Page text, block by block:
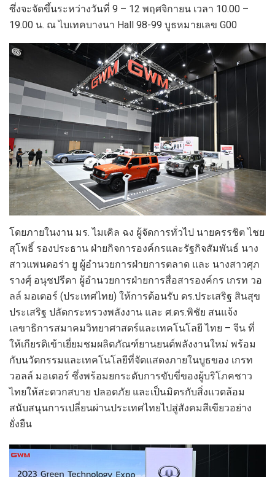
ซึ่งจะจัดขึ้นระหว่างวันที่ 9 – 12 พฤศจิกายน เวลา 10.00 –
19.00 น. ณ ไบเทคบางนา Hall 98-99 บูธหมายเลข G00
โดยภายในงาน มร. ไมเคิล ฉง ผู้จัดการทั่วไป นายครรชิต ไชย
สุโพธิ์ รองประธาน ฝ่ายกิจการองค์กรและรัฐกิจสัมพันธ์ นาง
สาวแพนดอร่า ยู ผู้อำนวยการฝ่ายการตลาด และ นางสาวศุภ
รางศุ์ อนุชปรีดา ผู้อำนวยการฝ่ายการสื่อสารองค์กร เกรท วอ
ลล์ มอเตอร์ (ประเทศไทย) ให้การต้อนรับ ดร.ประเสริฐ สินสุข
ประเสริฐ ปลัดกระทรวงพลังงาน และ ศ.ดร.พิชัย สนแจ้ง
เลขาธิการสมาคมวิทยาศาสตร์และเทคโนโลยี ไทย – จีน ที่
ให้เกียรติเข้าเยี่ยมชมผลิตภัณฑ์ยานยนต์พลังงานใหม่ พร้อม
กับนวัตกรรมและเทคโนโลยีที่จัดแสดงภายในบูธของ เกรท
วอลล์ มอเตอร์ ซึ่งพร้อมยกระดับการขับขี่ของผู้บริโภคชาว
ไทยให้สะดวกสบาย ปลอดภัย และเป็นมิตรกับสิ่งแวดล้อม
สนับสนุนการเปลี่ยนผ่านประเทศไทยไปสู่สังคมสีเขียวอย่าง
ยั่งยืน